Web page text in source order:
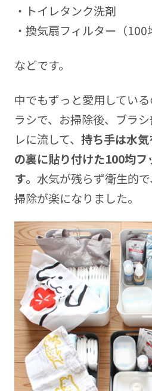
・トイレタンク洗剤
・換気扇フィルター（100
などです。
中でもずっと愛用してい
ラシで、お掃除後、ブラ
レに流して、 持ち手は水
の裏に貼り付けた100均フ
す。水気が残らず衛生的
掃除が楽になりました。